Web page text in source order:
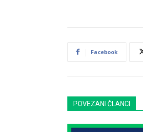
Facebook
POVEZANI ČLANCI